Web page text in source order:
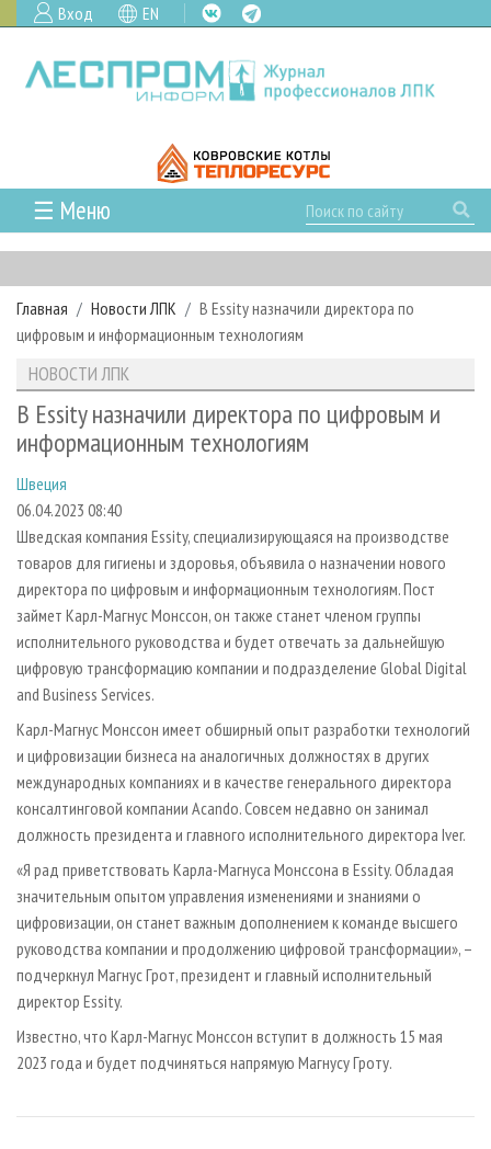
Вход EN
☰ Меню
ГЛАВНАЯ
РУБРИКИ И ТЕМЫ
РУБРИКИ ЖУРНАЛА
ЛЕСОЗАГОТОВКА
ЛЕСОПИЛЕНИЕ
СУШКА ДРЕВЕСИНЫ
ПРОИЗВОДСТВО ДРЕВЕСНЫХ ПЛИТ
ДЕРЕВЯННОЕ ДОМОСТРОЕНИЕ
ПРОИЗВОДСТВО МЕБЕЛИ
БИОЭНЕРГЕТИКА
ЦБП
ИНСТРУМЕНТ И МАТЕРИАЛЫ
НОВОСТИ
НОВОСТИ ЛПК
НОВОСТИ ЖУРНАЛА
ПРОЕКТЫ ЛПИ
АНАЛИТИКА
ПРЕДПРИЯТИЯ ЛПК
ПЕРСОНЫ
МОБИЛЬНЫЕ ВЫСТАВКИ
ОФИЦИАЛЬНЫЕ ДЕЛЕГАЦИИ
ПРИОРИТЕТНЫЕ ИНВЕСТПРОЕКТЫ
RUSSIAN FORESTRY REVIEW
ГАЗЕТА ЛЕСПРОМФОРУМ
БИБЛИОТЕКА СПЕЦИАЛИСТА
АРХИВ
АРХИВ ЖУРНАЛОВ
О ЖУРНАЛЕ
КОНТАКТЫ
РЕКЛАМОДАТЕЛЯМ
РЕКЛАМА
РЕКЛАМА НА САЙТЕ
Главная Новости ЛПК
В Essity назначили директора по
цифровым и информационным технологиям
НОВОСТИ ЛПК
В Essity назначили директора по цифровым и
информационным технологиям
Швеция
06.04.2023 08:40
Шведская компания Essity, специализирующаяся на производстве
товаров для гигиены и здоровья, объявила о назначении нового
директора по цифровым и информационным технологиям. Пост
займет Карл-Магнус Монссон, он также станет членом группы
исполнительного руководства и будет отвечать за дальнейшую
цифровую трансформацию компании и подразделение Global Digital
and Business Services.
Карл-Магнус Монссон имеет обширный опыт разработки технологий
и цифровизации бизнеса на аналогичных должностях в других
международных компаниях и в качестве генерального директора
консалтинговой компании Acando. Совсем недавно он занимал
должность президента и главного исполнительного директора Iver.
«Я рад приветствовать Карла-Магнуса Монссона в Essity. Обладая
значительным опытом управления изменениями и знаниями о
цифровизации, он станет важным дополнением к команде высшего
руководства компании и продолжению цифровой трансформации», –
подчеркнул Магнус Грот, президент и главный исполнительный
директор Essity.
Известно, что Карл-Магнус Монссон вступит в должность 15 мая
2023 года и будет подчиняться напрямую Магнусу Гроту.